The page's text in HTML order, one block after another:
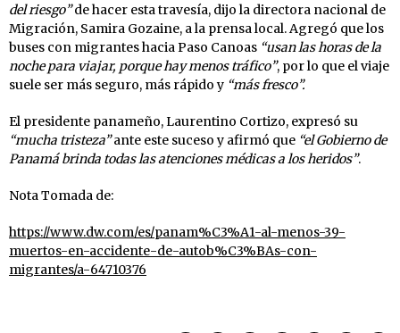
del riesgo”de hacer esta travesía, dijo la directora nacional de
Migración, Samira Gozaine, a la prensa local. Agregó que los
buses con migrantes hacia Paso Canoas “usan las horas de la
noche para viajar, porque hay menos tráfico”, por lo que el viaje
suele ser más seguro, más rápido y “más fresco”.
El presidente panameño, Laurentino Cortizo, expresó su
“mucha tristeza”ante este suceso y afirmó que “el Gobierno de
Panamá brinda todas las atenciones médicas a los heridos”.
Nota Tomada de:
https://www.dw.com/es/panam%C3%A1-al-menos-39-
muertos-en-accidente-de-autob%C3%BAs-con-
migrantes/a-64710376